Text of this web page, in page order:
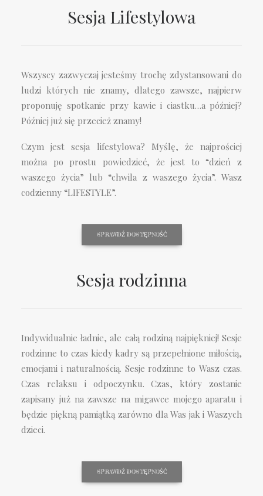
Sesja Lifestylowa
Wszyscy zazwyczaj jesteśmy trochę zdystansowani do
ludzi których nie znamy, dlatego zawsze, najpierw
proponuję spotkanie przy kawie i ciastku…a później?
Później już się przecież znamy!
Czym jest sesja lifestylowa? Myślę, że najprościej
można po prostu powiedzieć, że jest to “dzień z
waszego życia” lub “chwila z waszego życia”. Wasz
codzienny “LIFESTYLE”.
SPRAWDŹ DOSTĘPNOŚĆ
Sesja rodzinna
Indywidualnie ładnie, ale całą rodziną najpiękniej! Sesje
rodzinne to czas kiedy kadry są przepełnione miłością,
emocjami i naturalnością. Sesje rodzinne to Wasz czas.
Czas relaksu i odpoczynku. Czas, który zostanie
zapisany już na zawsze na migawce mojego aparatu i
będzie piękną pamiątką zarówno dla Was jak i Waszych
dzieci.
SPRAWDŹ DOSTĘPNOŚĆ